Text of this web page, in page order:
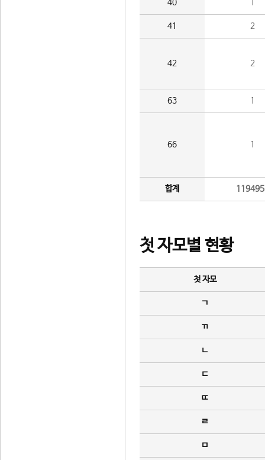
40 1
41 2
42 2
63 1
66 1
합계
첫 자모별 현황
첫 자모
ㄱ
ㄲ
ㄴ
ㄷ
ㄸ
ㄹ
ㅁ